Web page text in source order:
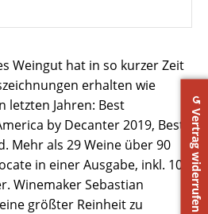
↺ Vertrag widerrufen
Weingut hat in so kurzer Zeit
erhalten wie
letzten Jahren: Best
by Decanter 2019, Best
Mehr als 29 Weine über 90
in einer Ausgabe, inkl. 100
Winemaker Sebastian
größter Reinheit zu